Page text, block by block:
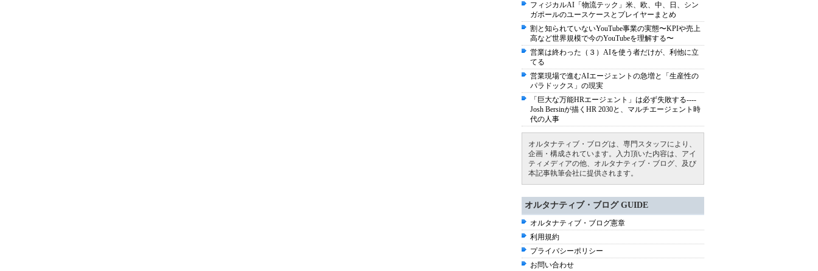
フィジカルAI「物流テック」米、欧、中、日、シン
ガポールのユースケースとプレイヤーまとめ
割と知られていないYouTube事業の実態〜KPIや売上
高など世界規模で今のYouTubeを理解する〜
営業は終わった（３）AIを使う者だけが、利他に立
てる
営業現場で進むAIエージェントの急増と「生産性の
パラドックス」の現実
「巨大な万能HRエージェント」は必ず失敗する----
Josh Bersinが描くHR 2030と、マルチエージェント時
代の人事
オルタナティブ・ブログは、専門スタッフにより、
企画・構成されています。入力頂いた内容は、アイ
ティメディアの他、オルタナティブ・ブログ、及び
本記事執筆会社に提供されます。
オルタナティブ・ブログ GUIDE
オルタナティブ・ブログ憲章
利用規約
プライバシーポリシー
お問い合わせ